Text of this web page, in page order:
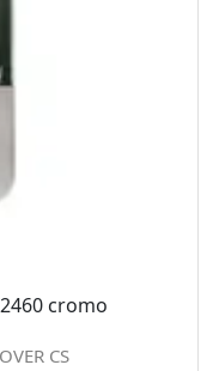
cromo
CS